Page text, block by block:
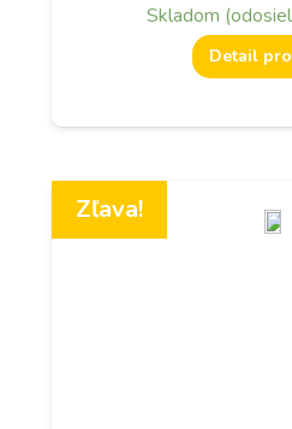
Skladom
Detail
Zľava!